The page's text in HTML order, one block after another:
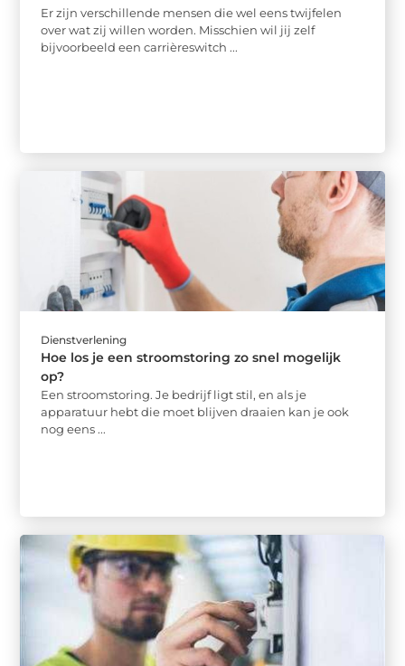
Er zijn verschillende mensen die wel eens twijfelen
over wat zij willen worden. Misschien wil jij zelf
bijvoorbeeld een carrièreswitch ...
Dienstverlening
Hoe los je een stroomstoring zo snel mogelijk
op?
Een stroomstoring. Je bedrijf ligt stil, en als je
apparatuur hebt die moet blijven draaien kan je ook
nog eens ...